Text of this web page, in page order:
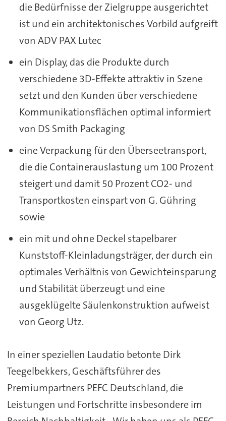
die Bedürfnisse der Zielgruppe ausgerichtet
ist und ein architektonisches Vorbild aufgreift
von ADV PAX Lutec
ein Display, das die Produkte durch
verschiedene 3D-Effekte attraktiv in Szene
setzt und den Kunden über verschiedene
Kommunikationsflächen optimal informiert
von DS Smith Packaging
eine Verpackung für den Überseetransport,
die die Containerauslastung um 100 Prozent
steigert und damit 50 Prozent CO2- und
Transportkosten einspart von G. Gühring
sowie
ein mit und ohne Deckel stapelbarer
Kunststoff-Kleinladungsträger, der durch ein
optimales Verhältnis von Gewichteinsparung
und Stabilität überzeugt und eine
ausgeklügelte Säulenkonstruktion aufweist
von Georg Utz.
In einer speziellen Laudatio betonte Dirk
Teegelbekkers, Geschäftsführer des
Premiumpartners PEFC Deutschland, die
Leistungen und Fortschritte insbesondere im